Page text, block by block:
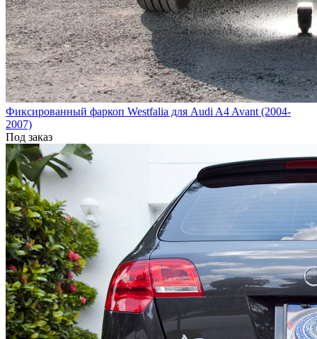
Фиксированный фаркоп Westfalia для Audi A4 Avant (2004-
2007)
Под заказ